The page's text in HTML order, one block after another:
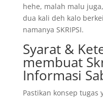
hehe, malah malu
dua kali deh kalo
namanya SKRIPSI.
Syarat &
membuat
Informasi
Pastikan konsep tugas